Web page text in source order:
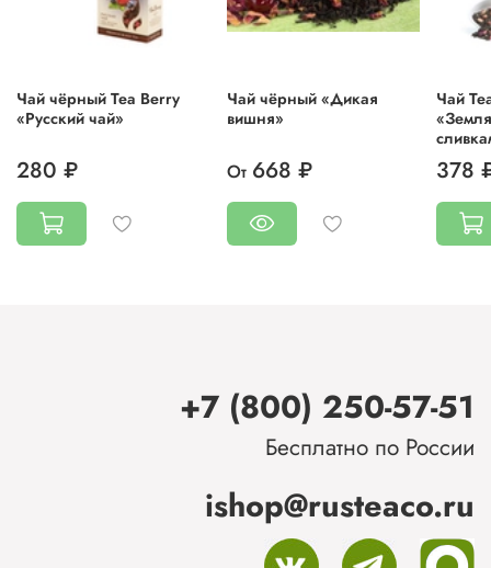
Чай чёрный Tea Berry
«Русский чай»
280 ₽
Чай чёрный «Дикая
вишня»
От 668 ₽
Чай
378
+7 (800) 250-57-51
Бесплатно по России
ishop@rusteaco.ru